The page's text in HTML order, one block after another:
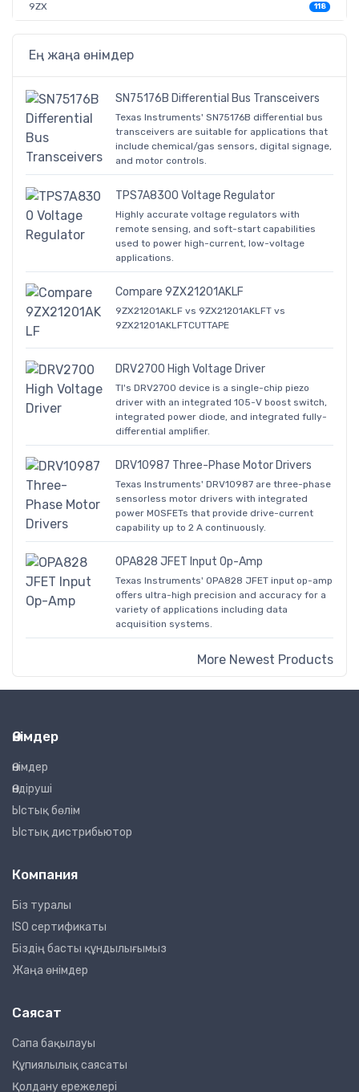
9ZX 118
Ең жаңа өнімдер
SN75176B Differential Bus Transceivers
Texas Instruments' SN75176B differential bus
transceivers are suitable for applications that
include chemical/gas sensors, digital signage,
and motor controls.
TPS7A8300 Voltage Regulator
Highly accurate voltage regulators with
remote sensing, and soft-start capabilities
used to power high-current, low-voltage
applications.
Compare 9ZX21201AKLF
9ZX21201AKLF vs 9ZX21201AKLFT vs
9ZX21201AKLFTCUTTAPE
DRV2700 High Voltage Driver
TI's DRV2700 device is a single-chip piezo
driver with an integrated 105-V boost switch,
integrated power diode, and integrated fully-
differential amplifier.
DRV10987 Three-Phase Motor Drivers
Texas Instruments' DRV10987 are three-phase
sensorless motor drivers with integrated
power MOSFETs that provide drive-current
capability up to 2 A continuously.
OPA828 JFET Input Op-Amp
Texas Instruments' OPA828 JFET input op-amp
offers ultra-high precision and accuracy for a
variety of applications including data
acquisition systems.
More Newest Products
Өнімдер
Өнімдер
Өндіруші
Ыстық бөлім
Ыстық дистрибьютор
Компания
Біз туралы
ISO сертификаты
Біздің басты құндылығымыз
Жаңа өнімдер
Саясат
Сапа бақылауы
Құпиялылық саясаты
Қолдану ережелері